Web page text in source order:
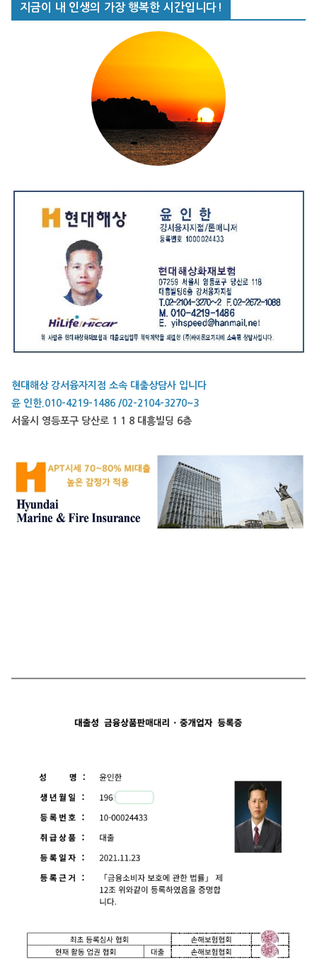
지금이 내 인생의 가장 행복한 시간입니다!
현대해상 강서융자지점 소속 대출상담사 입니다
윤 인한.010-4219-1486 /02-2104-3270~3
서울시 영등포구 당산로 1 1 8 대흥빌딩 6층